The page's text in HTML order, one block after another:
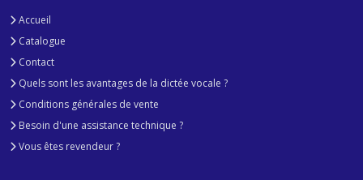
Accueil
Catalogue
Contact
Quels sont les avantages de la dictée vocale ?
Conditions générales de vente
Besoin d'une assistance technique ?
Vous êtes revendeur ?